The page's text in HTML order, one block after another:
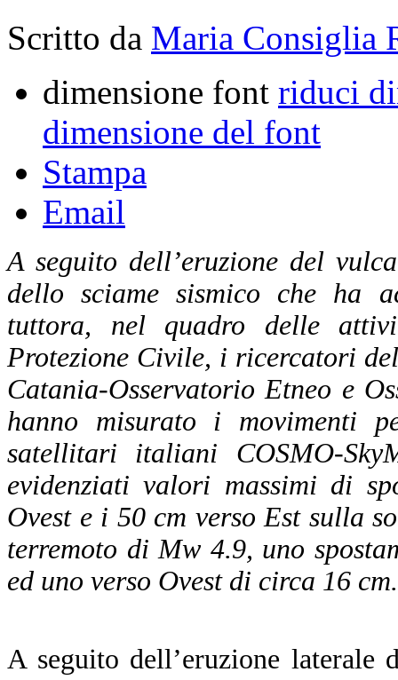
Scritto da Maria Consiglia
dimensione font riduci
dimensione del font
Stampa
Email
A seguito dell’eruzione del
dello sciame sismico che ha
tuttora, nel quadro delle
Protezione Civile, i ricercatori
Catania-Osservatorio Etneo e
hanno misurato i movimenti
satellitari italiani COSMO-
evidenziati valori massimi di
Ovest e i 50 cm verso Est sulla
terremoto di Mw 4.9, uno
ed uno verso Ovest di circa 16 cm.
A seguito dell’eruzione